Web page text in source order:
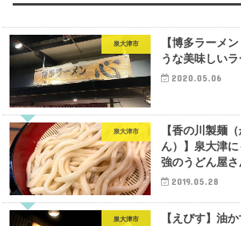
泉大津市
【博多ラーメ
うな美味しい
2020.05.06
泉大津市
【香の川製麺
ん）】泉大津
強のうどん屋さ
2019.05.28
泉大津市
【えびす】油